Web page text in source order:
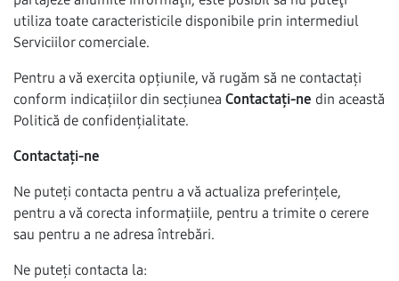
utiliza toate caracteristicile disponibile prin intermediul
Serviciilor comerciale.
Pentru a vă exercita opțiunile, vă rugăm să ne contactați
conform indicațiilor din secțiunea Contactați-ne din această
Politică de confidențialitate.
Contactați-ne
Ne puteți contacta pentru a vă actualiza preferințele,
pentru a vă corecta informațiile, pentru a trimite o cerere
sau pentru a ne adresa întrebări.
Ne puteți contacta la: